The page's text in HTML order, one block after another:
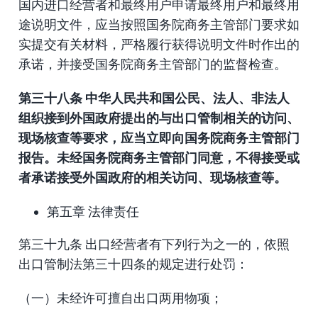
国内进口经营者和最终用户申请最终用户和最终用
途说明文件，应当按照国务院商务主管部门要求如
实提交有关材料，严格履行获得说明文件时作出的
承诺，并接受国务院商务主管部门的监督检查。
第三十八条 中华人民共和国公民、法人、非法人
组织接到外国政府提出的与出口管制相关的访问、
现场核查等要求，应当立即向国务院商务主管部门
报告。未经国务院商务主管部门同意，不得接受或
者承诺接受外国政府的相关访问、现场核查等。
第五章 法律责任
第三十九条 出口经营者有下列行为之一的，依照
出口管制法第三十四条的规定进行处罚：
（一）未经许可擅自出口两用物项；